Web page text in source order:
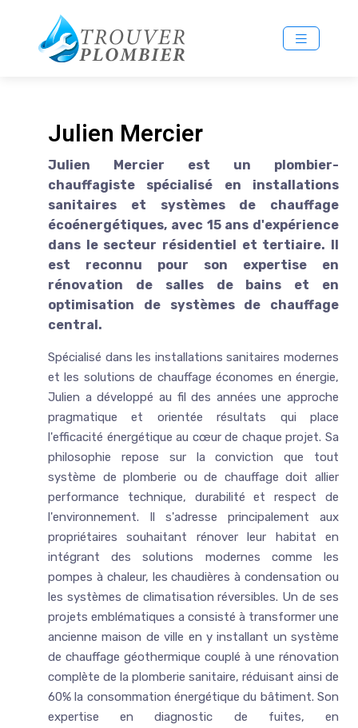
Julien Mercier
Julien Mercier est un plombier-
chauffagiste spécialisé en installations
sanitaires et systèmes de chauffage
écoénergétiques, avec 15 ans d'expérience
dans le secteur résidentiel et tertiaire. Il
est reconnu pour son expertise en
rénovation de salles de bains et en
optimisation de systèmes de chauffage
central.
Spécialisé dans les installations sanitaires modernes
et les solutions de chauffage économes en énergie,
Julien a développé au fil des années une approche
pragmatique et orientée résultats qui place
l'efficacité énergétique au cœur de chaque projet. Sa
philosophie repose sur la conviction que tout
système de plomberie ou de chauffage doit allier
performance technique, durabilité et respect de
l'environnement. Il s'adresse principalement aux
propriétaires souhaitant rénover leur habitat en
intégrant des solutions modernes comme les
pompes à chaleur, les chaudières à condensation ou
les systèmes de climatisation réversibles. Un de ses
projets emblématiques a consisté à transformer une
ancienne maison de ville en y installant un système
de chauffage géothermique couplé à une rénovation
complète de la plomberie sanitaire, réduisant ainsi de
60% la consommation énergétique du bâtiment. Son
expertise en diagnostic de fuites, en